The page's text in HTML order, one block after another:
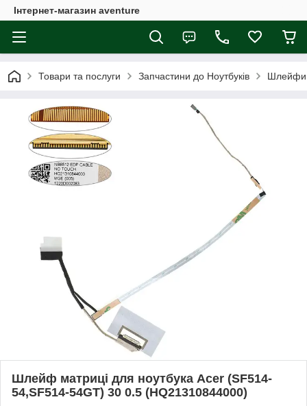
Інтернет-магазин aventure
Товари та послуги Запчастини до Ноутбуків Шлейфи
Шлейф матриці для ноутбука Acer (SF514-
54,SF514-54GT) 30 0.5 (HQ21310844000)